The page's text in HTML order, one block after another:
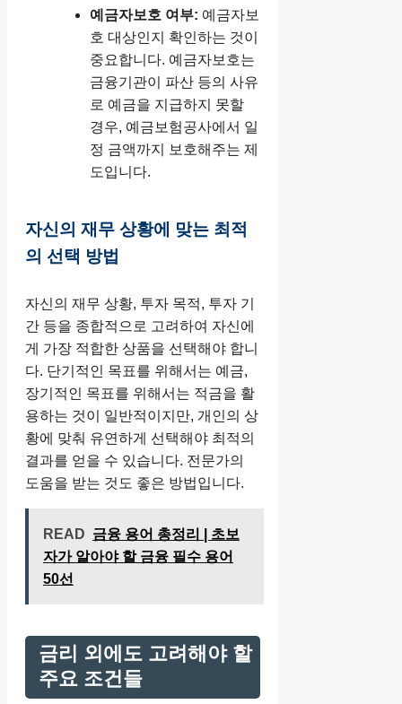
예금자보호 여부: 예금자보
호 대상인지 확인하는 것이
중요합니다. 예금자보호는
금융기관이 파산 등의 사유
로 예금을 지급하지 못할
경우, 예금보험공사에서 일
정 금액까지 보호해주는 제
도입니다.
자신의 재무 상황에 맞는 최적
의 선택 방법
자신의 재무 상황, 투자 목적, 투자 기
간 등을 종합적으로 고려하여 자신에
게 가장 적합한 상품을 선택해야 합니
다. 단기적인 목표를 위해서는 예금,
장기적인 목표를 위해서는 적금을 활
용하는 것이 일반적이지만, 개인의 상
황에 맞춰 유연하게 선택해야 최적의
결과를 얻을 수 있습니다. 전문가의
도움을 받는 것도 좋은 방법입니다.
READ 금융 용어 총정리 | 초보
자가 알아야 할 금융 필수 용어
50선
금리 외에도 고려해야 할
주요 조건들